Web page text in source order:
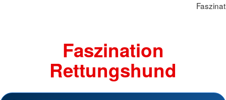
Faszination
Rettungshund